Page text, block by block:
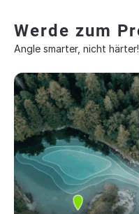
Werde zum
Angle smarter, nicht härter!